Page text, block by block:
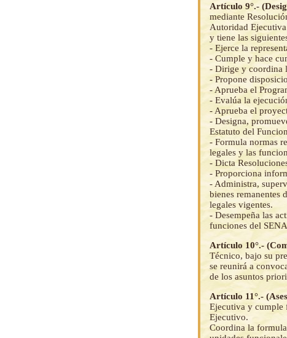
Artículo 9°.-
mediante
Autoridad
y tiene las
- Ejerce la
- Cumple y hace
- Dirige y coordina
- Propone
- Aprueba el
- Evalúa la
- Aprueba el
- Designa,
Estatuto del
- Formula normas
legales y las
- Dicta
- Proporciona
- Administra,
bienes remanentes
legales vigentes.
- Desempeña las
funciones del
Artículo 10°.-
Técnico, bajo su
se reunirá a
de los asuntos
Artículo 11°.-
Ejecutiva y cumple
Ejecutivo.
Coordina la